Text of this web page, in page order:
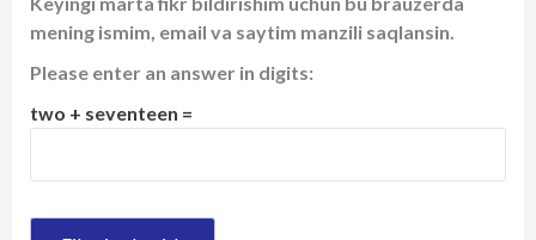
mening ismim, email va saytim manzili saqlansin.
Please enter an answer in digits:
two + seventeen =